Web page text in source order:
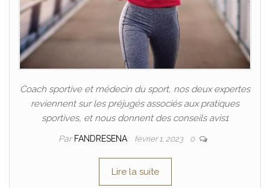
Coach sportive et médecin du sport, nos deux expertes
reviennent sur les préjugés associés aux pratiques
sportives, et nous donnent des conseils avis1
Par FANDRESENA février 1, 2023 0
Lire la suite